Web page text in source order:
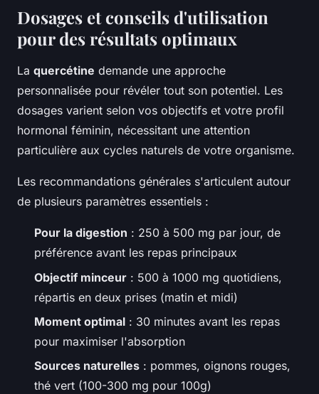
Dosages et conseils d'utilisation
pour des résultats optimaux
La quercétine demande une approche
personnalisée pour révéler tout son potentiel. Les
dosages varient selon vos objectifs et votre profil
hormonal féminin, nécessitant une attention
particulière aux cycles naturels de votre organisme.
Les recommandations générales s'articulent autour
de plusieurs paramètres essentiels :
Pour la digestion : 250 à 500 mg par jour, de
préférence avant les repas principaux
Objectif minceur : 500 à 1000 mg quotidiens,
répartis en deux prises (matin et midi)
Moment optimal : 30 minutes avant les repas
pour maximiser l'absorption
Sources naturelles : pommes, oignons rouges,
thé vert (100-300 mg pour 100g)